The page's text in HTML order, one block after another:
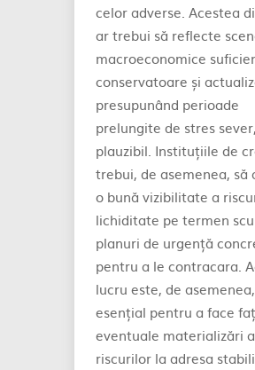
celor adverse. Acestea
ar trebui să reflecte
macroeconomice
conservatoare și
presupunând perioade
prelungite de stres
plauzibil. Instituțiile de
trebui, de asemenea, să
o bună vizibilitate a
lichiditate pe termen
planuri de urgență
pentru a le contracara.
lucru este, de asemenea,
esențial pentru a face
eventuale materializări a
riscurilor la adresa